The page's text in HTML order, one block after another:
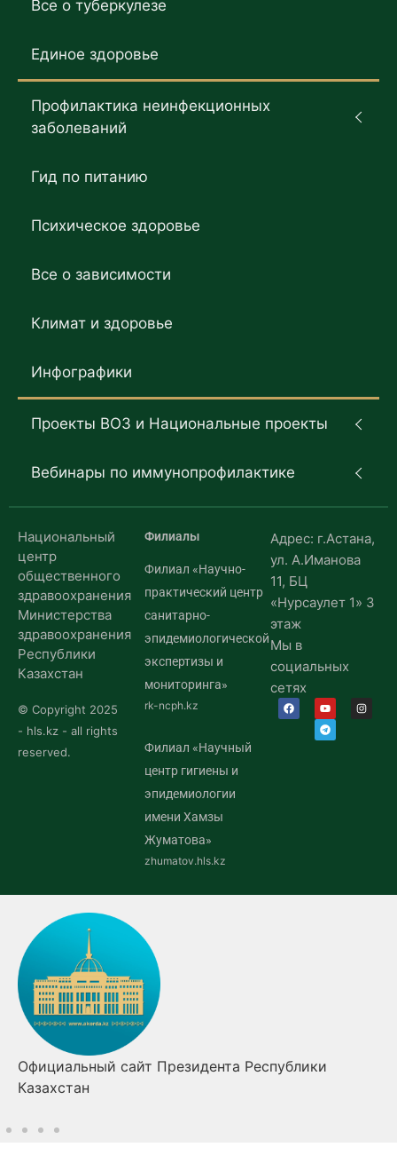
Все о туберкулезе
Единое здоровье
Профилактика неинфекционных
заболеваний
Гид по питанию
Психическое здоровье
Все о зависимости
Климат и здоровье
Инфографики
Проекты ВОЗ и Национальные проекты
Вебинары по иммунопрофилактике
Национальный
центр
общественного
здравоохранения
Министерства
здравоохранения
Республики
Казахстан
© Copyright 2025
- hls.kz - all rights
reserved.
Филиалы
Филиал «Научно-
практический центр
санитарно-
эпидемиологической
экспертизы и
мониторинга»
rk-ncph.kz
Филиал «Научный
центр гигиены и
эпидемиологии
имени Хамзы
Жуматова»
zhumatov.hls.kz
Адрес: г.Астана,
ул. А.Иманова
11, БЦ
«Нурсаулет 1» 3
этаж
Мы в
социальных
сетях
Правительство Республики Казахстан